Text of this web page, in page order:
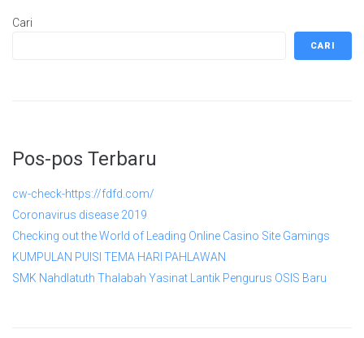
Cari
CARI
Pos-pos Terbaru
cw-check-https://fdfd.com/
Coronavirus disease 2019
Checking out the World of Leading Online Casino Site Gamings
KUMPULAN PUISI TEMA HARI PAHLAWAN
SMK Nahdlatuth Thalabah Yasinat Lantik Pengurus OSIS Baru